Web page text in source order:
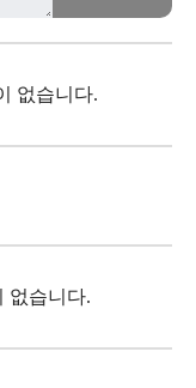
없습니다.
없습니다.